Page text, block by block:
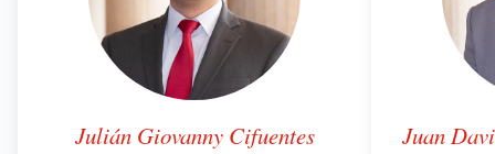
Julián Giovanny Cifuentes
Juan